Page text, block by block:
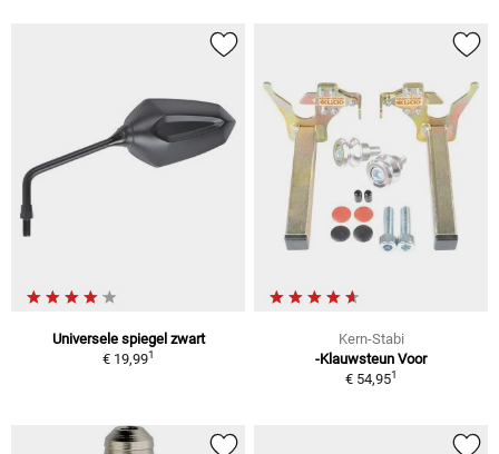
Universele spiegel zwart
€ 19,991
Kern-Stabi
-Klauwsteun Voor
€ 54,951